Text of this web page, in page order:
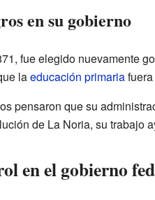
en su gobierno
fue elegido nuevamente
laeducación primariafuera
pensaron que su
de La Noria, su trabajo
en el gobierno